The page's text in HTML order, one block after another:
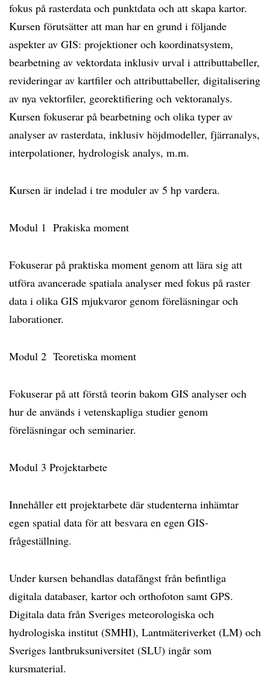
fokus på rasterdata och punktdata och att skapa kartor.
Kursen förutsätter att man har en grund i följande
aspekter av GIS: projektioner och koordinatsystem,
bearbetning av vektordata inklusiv urval i attributtabeller,
revideringar av kartfiler och attributtabeller, digitalisering
av nya vektorfiler, georektifiering och vektoranalys.
Kursen fokuserar på bearbetning och olika typer av
analyser av rasterdata, inklusiv höjdmodeller, fjärranalys,
interpolationer, hydrologisk analys, m.m.
Kursen är indelad i tre moduler av 5 hp vardera.
Modul 1 Prakiska moment
Fokuserar på praktiska moment genom att lära sig att
utföra avancerade spatiala analyser med fokus på raster
data i olika GIS mjukvaror genom föreläsningar och
laborationer.
Modul 2 Teoretiska moment
Fokuserar på att förstå teorin bakom GIS analyser och
hur de används i vetenskapliga studier genom
föreläsningar och seminarier.
Modul 3 Projektarbete
Innehåller ett projektarbete där studenterna inhämtar
egen spatial data för att besvara en egen GIS-
frågeställning.
Under kursen behandlas datafångst från befintliga
digitala databaser, kartor och orthofoton samt GPS.
Digitala data från Sveriges meteorologiska och
hydrologiska institut (SMHI), Lantmäteriverket (LM) och
Sveriges lantbruksuniversitet (SLU) ingår som
kursmaterial.